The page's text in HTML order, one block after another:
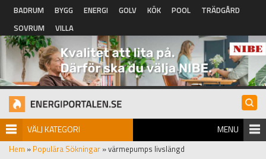
Hoppa till huvudinnehåll
BADRUM BYGG ENERGI GOLV KÖK POOL
TRÄDGÅRD
SOVRUM
VILLA
VÄLJ KATEGORI MENU
Hem » Populära Sökningar » värmepumps livslängd